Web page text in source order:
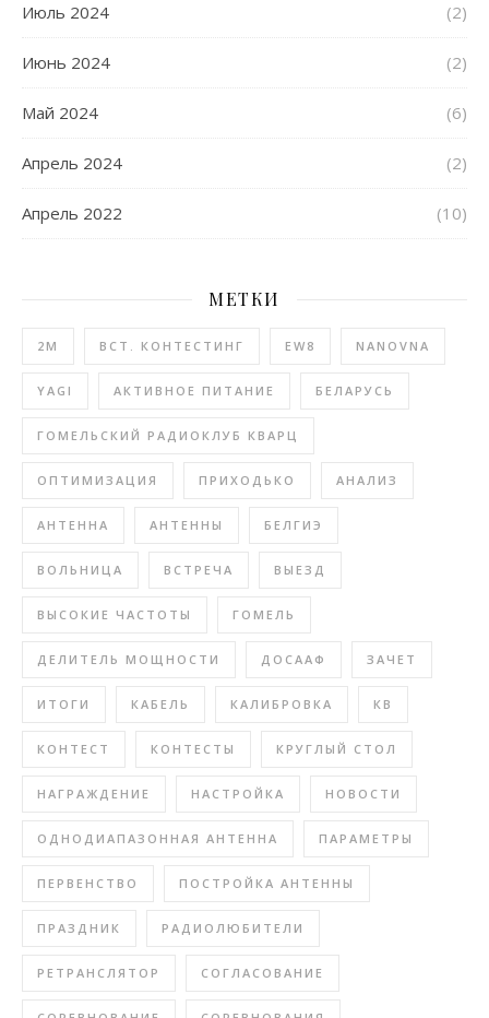
Июль 2024 (2)
Июнь 2024 (2)
Май 2024 (6)
Апрель 2024 (2)
Апрель 2022 (10)
МЕТКИ
2М BCT. КОНТЕСТИНГ EW8 NANOVNA
YAGI АКТИВНОЕ ПИТАНИЕ БЕЛАРУСЬ
ГОМЕЛЬСКИЙ РАДИОКЛУБ КВАРЦ
ОПТИМИЗАЦИЯ ПРИХОДЬКО АНАЛИЗ
АНТЕННА АНТЕННЫ БЕЛГИЭ
ВОЛЬНИЦА ВСТРЕЧА ВЫЕЗД
ВЫСОКИЕ ЧАСТОТЫ ГОМЕЛЬ
ДЕЛИТЕЛЬ МОЩНОСТИ ДОСААФ ЗАЧЕТ
ИТОГИ КАБЕЛЬ КАЛИБРОВКА КВ
КОНТЕСТ КОНТЕСТЫ КРУГЛЫЙ СТОЛ
НАГРАЖДЕНИЕ НАСТРОЙКА НОВОСТИ
ОДНОДИАПАЗОННАЯ АНТЕННА ПАРАМЕТРЫ
ПЕРВЕНСТВО ПОСТРОЙКА АНТЕННЫ
ПРАЗДНИК РАДИОЛЮБИТЕЛИ
РЕТРАНСЛЯТОР СОГЛАСОВАНИЕ